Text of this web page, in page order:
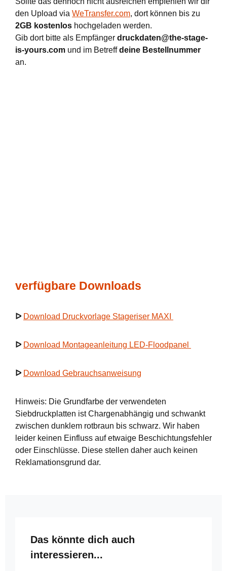
den Upload via WeTransfer.com, dort können bis zu
2GB kostenlos hochgeladen werden.
Gib dort bitte als Empfänger druckdaten@the-stage-
is-yours.com und im Betreffdeine Bestellnummer
an.
verfügbare Downloads
ᐅ Download Druckvorlage Stageriser MAXI
ᐅ Download Montageanleitung LED-Floodpanel
ᐅ Download Gebrauchsanweisung
Hinweis: Die Grundfarbe der verwendeten
Siebdruckplatten ist Chargenabhängig und schwankt
zwischen dunklem rotbraun bis schwarz. Wir haben
leider keinen Einfluss auf etwaige Beschichtungsfehler
oder Einschlüsse. Diese stellen daher auch keinen
Reklamationsgrund dar.
Produktgalerie überspringen
Das könnte dich auch
interessieren...